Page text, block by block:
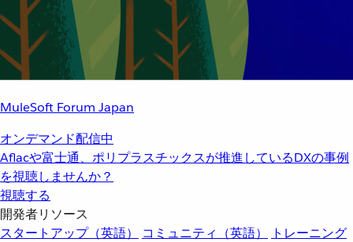
MuleSoft Forum Japan
オンデマンド配信中
Aflacや富士通、ポリプラスチックスが推進しているDXの事例
を視聴しませんか？
視聴する
開発者リソース
スタートアップ（英語）
コミュニティ（英語）
トレーニング